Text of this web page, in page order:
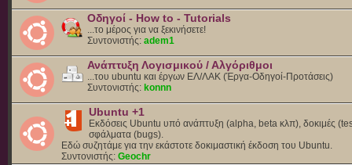
Οδηγοί - How to - Tutorials
...το μέρος για να ξεκινήσετε!
Συντονιστής: adem1
Ανάπτυξη Λογισμικού / Αλγόριθμοι
...του ubuntu και έργων ΕΛ/ΛΑΚ (Έργα-Οδηγοί-Προτάσεις)
Συντονιστής: konnn
Ubuntu +1
Εκδόσεις Ubuntu υπό ανάπτυξη (alpha, beta κλπ), δοκιμές
σφάλματα (bugs).
Eδώ συζητάμε για την εκάστοτε δοκιμαστική έκδοση του Ubuntu.
Συντονιστής: Geochr